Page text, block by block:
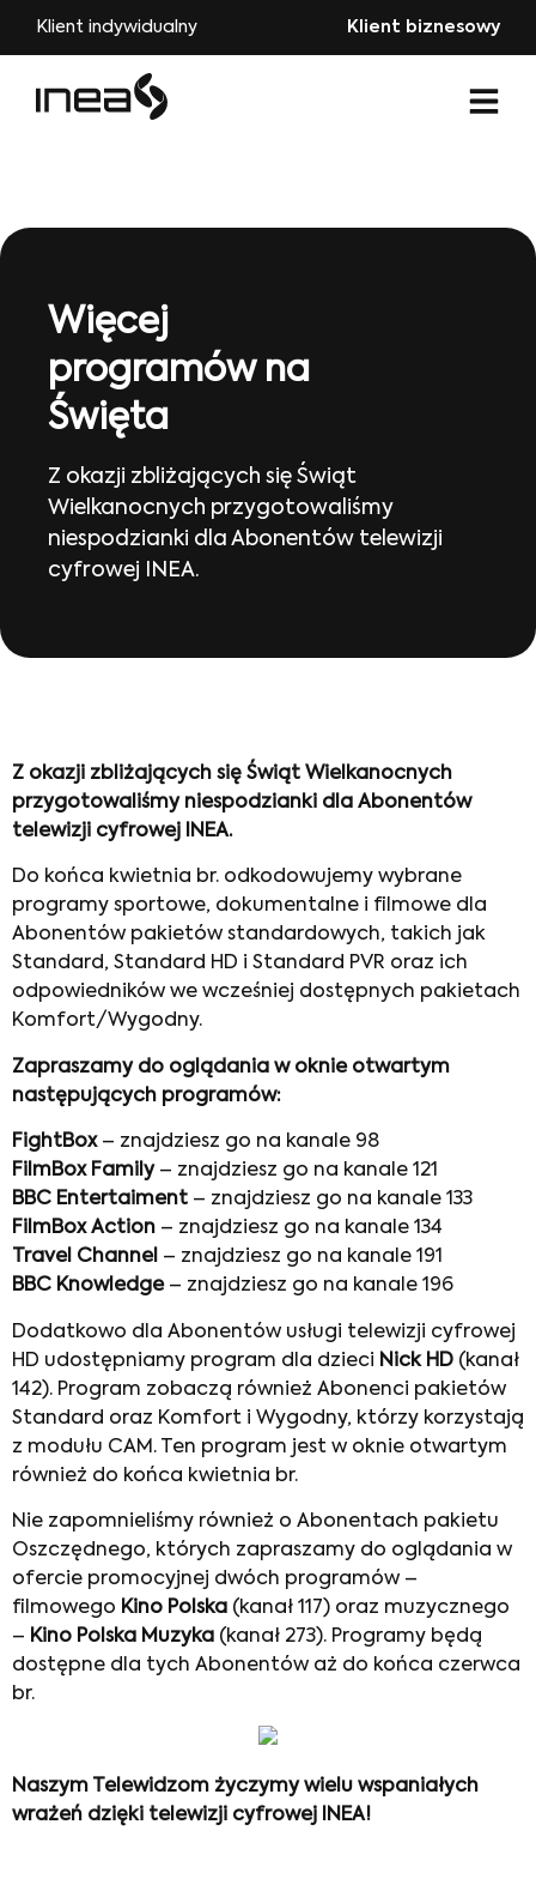
Klient indywidualny Klient biznesowy
Więcej
programów na
Święta
Z okazji zbliżających się Świąt
Wielkanocnych przygotowaliśmy
niespodzianki dla Abonentów telewizji
cyfrowej INEA.
Z okazji zbliżających się Świąt Wielkanocnych
przygotowaliśmy niespodzianki dla Abonentów
telewizji cyfrowej INEA.
Do końca kwietnia br. odkodowujemy wybrane
programy sportowe, dokumentalne i filmowe dla
Abonentów pakietów standardowych, takich jak
Standard, Standard HD i Standard PVR oraz ich
odpowiedników we wcześniej dostępnych pakietach
Komfort/Wygodny.
Zapraszamy do oglądania w oknie otwartym
następujących programów:
FightBox– znajdziesz go na kanale 98
FilmBox Family– znajdziesz go na kanale 121
BBC Entertaiment – znajdziesz go na kanale 133
FilmBox Action – znajdziesz go na kanale 134
Travel Channel – znajdziesz go na kanale 191
BBC Knowledge– znajdziesz go na kanale 196
Dodatkowo dla Abonentów usługi telewizji cyfrowej
HD udostępniamy program dla dzieci Nick HD (kanał
142). Program zobaczą również Abonenci pakietów
Standard oraz Komfort i Wygodny, którzy korzystają
z modułu CAM. Ten program jest w oknie otwartym
również do końca kwietnia br.
Nie zapomnieliśmy również o Abonentach pakietu
Oszczędnego, których zapraszamy do oglądania w
ofercie promocyjnej dwóch programów –
filmowego Kino Polska (kanał 117) oraz muzycznego
– Kino Polska Muzyka (kanał 273). Programy będą
dostępne dla tych Abonentów aż do końca czerwca
br.
Naszym Telewidzom życzymy wielu wspaniałych
wrażeń dzięki telewizji cyfrowej INEA!